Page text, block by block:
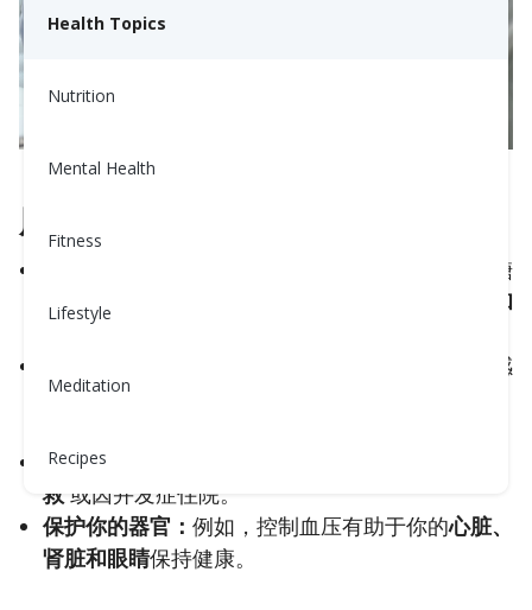
Health Topics
Nutrition
Mental Health
Fitness
Lifestyle
Meditation
Recipes
服药的好处
药物有助于控制血压、血糖
或胆固醇，这减少了
心脏病发作、中风、肾损伤和
视力问题
妥善使用药物可以帮助你每天感
觉更好，并避免由于未控制的病情而引发的并发
预防住院就医：
救 或因并发症住院。
保护你的器官： 例如，控制血压有助于你的心脏、
肾脏和眼睛保持健康。